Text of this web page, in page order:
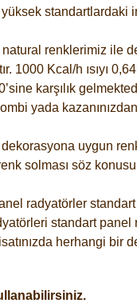
standartlardaki
renklerimiz ile
1000 Kcal/h ısıyı
karşılık
yada
uygun
solması söz
radyatörler
standart
herhangi